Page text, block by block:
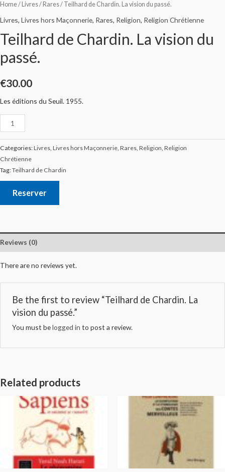
Home/ Livres/ Rares/ Teilhard de Chardin. La vision du passé.
Livres, Livres hors Maçonnerie, Rares, Religion, Religion Chrétienne
Teilhard de Chardin. La vision du
passé.
€30.00
Les éditions du Seuil. 1955.
Categories:Livres Livres hors Maçonnerie Rares Religion Religion
Chrétienne
Tag:Teilhard de Chardin
Reserver
Reviews (0)
There are no reviews yet.
Be the first to review “Teilhard de Chardin. La
vision du passé.”
You must belogged in to post a review.
Related products